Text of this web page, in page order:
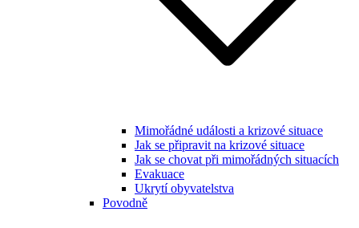
Mimořádné události a krizové situace
Jak se připravit na krizové situace
Jak se chovat při mimořádných situacích
Evakuace
Ukrytí obyvatelstva
Povodně